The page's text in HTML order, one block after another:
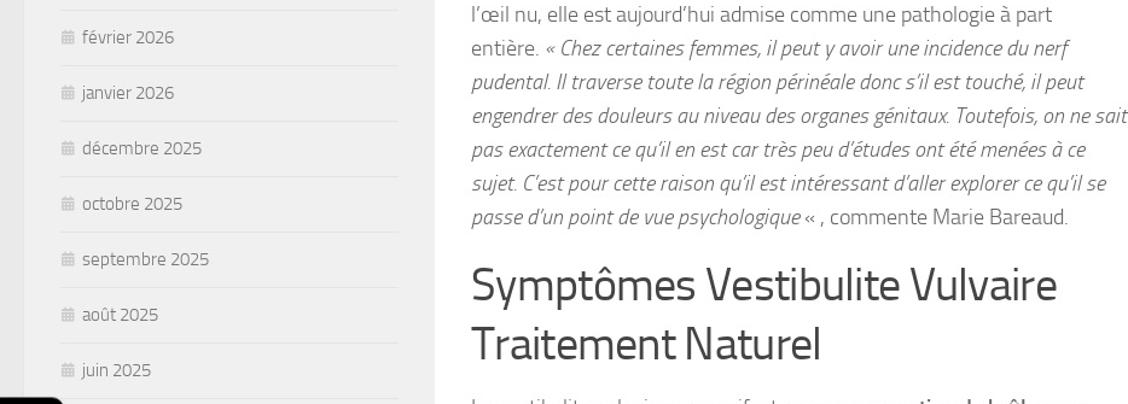
l’œil nu, elle est aujourd’hui admise comme une pathologie à part
entière. « Chez certaines femmes, il peut y avoir une incidence du nerf
pudental. Il traverse toute la région périnéale donc s’il est touché, il peut
engendrer des douleurs au niveau des organes génitaux. Toutefois, on ne sait
pas exactement ce qu’il en est car très peu d’études ont été menées à ce
sujet. C’est pour cette raison qu’il est intéressant d’aller explorer ce qu’il se
passe d’un point de vue psychologique« , commente Marie Bareaud.
Symptômes Vestibulite Vulvaire
Traitement Naturel
février 2026
janvier 2026
décembre 2025
octobre 2025
septembre 2025
août 2025
juin 2025